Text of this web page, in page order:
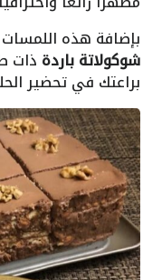
بإضافة هذه
شوكولاتة باردة ذات
براعتك في تحضير